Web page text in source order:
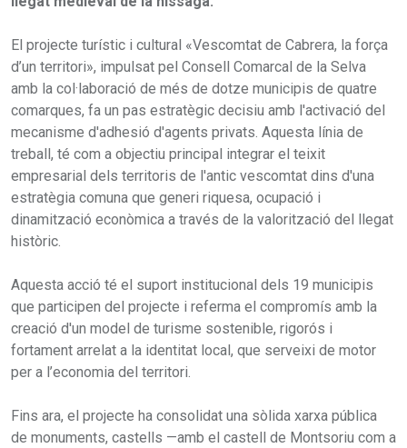
El projecte turístic i cultural «Vescomtat de Cabrera, la força
d’un territori», impulsat pel Consell Comarcal de la Selva
amb la col·laboració de més de dotze municipis de quatre
comarques, fa un pas estratègic decisiu amb l'activació del
mecanisme d'adhesió d'agents privats. Aquesta línia de
treball, té com a objectiu principal integrar el teixit
empresarial dels territoris de l'antic vescomtat dins d'una
estratègia comuna que generi riquesa, ocupació i
dinamització econòmica a través de la valorització del llegat
històric.
Aquesta acció té el suport institucional dels 19 municipis
que participen del projecte i referma el compromís amb la
creació d'un model de turisme sostenible, rigorós i
fortament arrelat a la identitat local, que serveixi de motor
per a l’economia del territori.
Fins ara, el projecte ha consolidat una sòlida xarxa pública
de monuments, castells —amb el castell de Montsoriu com a